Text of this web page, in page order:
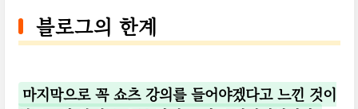
블로그의 한계
마지막으로 꼭 쇼츠 강의를 들어야겠다고 느낀 것이